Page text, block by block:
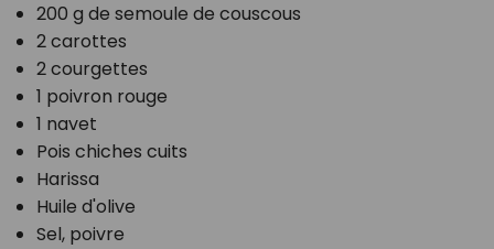
200 g de semoule de couscous
2 carottes
2 courgettes
1 poivron rouge
1 navet
Pois chiches cuits
Harissa
Huile d'olive
Sel, poivre